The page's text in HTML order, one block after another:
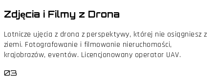
Zdjęcia i Filmy z Drona
Lotnicze ujęcia z drona z perspektywy, której nie osiągniesz z
ziemi. Fotografowanie i filmowanie nieruchomości,
krajobrazów, eventów. Licencjonowany operator UAV.
03